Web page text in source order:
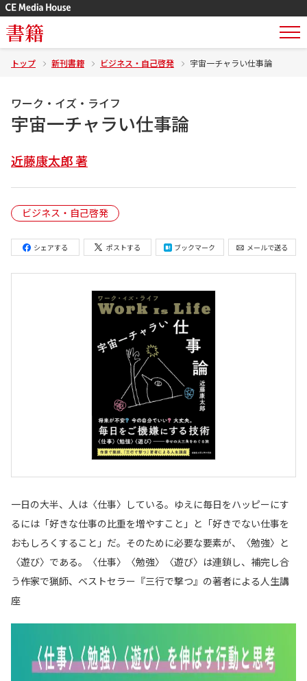
書籍
トップ 新刊書籍 ビジネス・自己啓発 宇宙一チャラい仕事論
ワーク・イズ・ライフ
宇宙一チャラい仕事論
近藤康太郎 著
ビジネス・自己啓発
シェアする ポストする ブックマーク メールで送る
一日の大半、人は〈仕事〉している。ゆえに毎日をハッピーにす
るには「好きな仕事の比重を増やすこと」と「好きでない仕事を
おもしろくすること」だ。そのために必要な要素が、〈勉強〉と
〈遊び〉である。〈仕事〉〈勉強〉〈遊び〉は連鎖し、補完し合
う――作家で猟師、ベストセラー『三行で撃つ』の著者による人生講
座